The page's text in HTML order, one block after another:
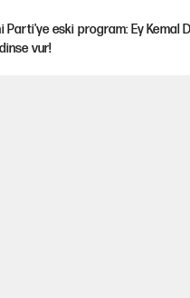
Parti'ye eski program: Ey Kemal
vur!